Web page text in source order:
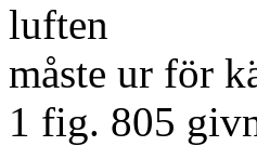
luften
måste ur för
1 fig. 805